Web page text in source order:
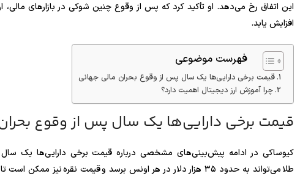
این اتفاق رخ می‌دهد. او تأکید کرد که پس از وقوع چنین شوکی در بازارهای
افزایش یابد.
فهرست موضوعی
قیمت برخی دارایی‌ها یک سال پس از وقوع بحران مالی جهانی
چرا آموزش ارز دیجیتال اهمیت دارد؟
قیمت برخی دارایی‌ها یک سال پس از وقوع
کیوساکی در ادامه پیش‌بینی‌های مشخصی درباره قیمت برخی دارایی‌ها یک